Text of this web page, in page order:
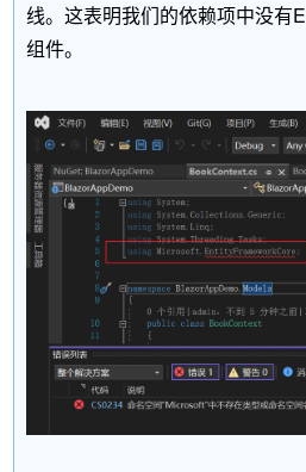
线。这表明我们的依赖项中没有
组件。